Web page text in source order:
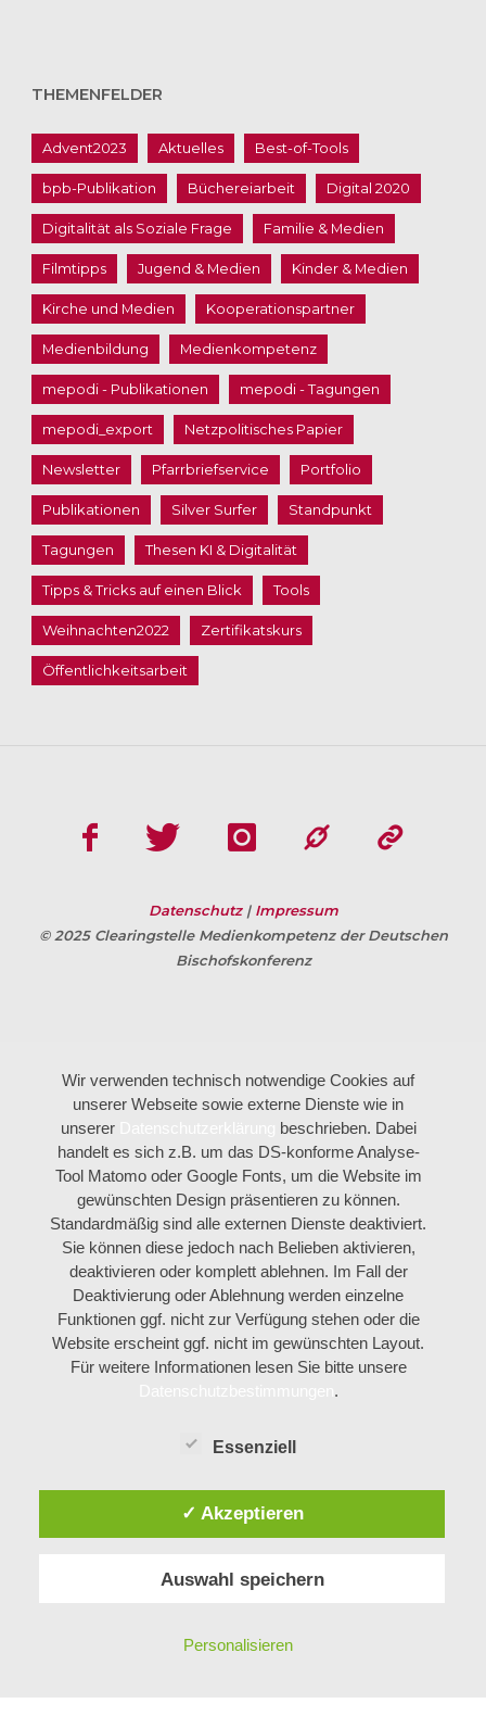
THEMENFELDER
Advent2023 Aktuelles Best-of-Tools
bpb-Publikation Büchereiarbeit Digital 2020
Digitalität als Soziale Frage Familie & Medien
Filmtipps Jugend & Medien Kinder & Medien
Kirche und Medien Kooperationspartner
Medienbildung Medienkompetenz
mepodi - Publikationen mepodi - Tagungen
mepodi_export Netzpolitisches Papier
Newsletter Pfarrbriefservice Portfolio
Publikationen Silver Surfer Standpunkt
Tagungen Thesen KI & Digitalität
Tipps & Tricks auf einen Blick Tools
Weihnachten2022 Zertifikatskurs
Öffentlichkeitsarbeit
Datenschutz | Impressum
© 2025 Clearingstelle Medienkompetenz der Deutschen
Bischofskonferenz
Wir verwenden technisch notwendige Cookies auf
unserer Webseite sowie externe Dienste wie in
unserer
beschrieben. Dabei
handelt es sich z.B. um das DS-konforme Analyse-
Tool Matomo oder Google Fonts, um die Website im
gewünschten Design präsentieren zu können.
Standardmäßig sind alle externen Dienste deaktiviert.
Sie können diese jedoch nach Belieben aktivieren,
deaktivieren oder komplett ablehnen. Im Fall der
Deaktivierung oder Ablehnung werden einzelne
Funktionen ggf. nicht zur Verfügung stehen oder die
Website erscheint ggf. nicht im gewünschten Layout.
Für weitere Informationen lesen Sie bitte unsere
.
Essenziell
✓ Akzeptieren
Auswahl speichern
Personalisieren